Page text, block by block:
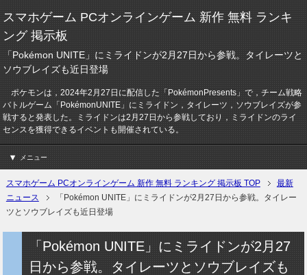
スマホゲーム PCオンラインゲーム 新作 無料 ランキ
ング 掲示板
「Pokémon UNITE」にミライドンが2月27日から参戦。タイレーツと
ソウブレイズも近日登場
ポケモンは，2024年2月27日に配信した「PokémonPresents」で，チーム戦略
バトルゲーム「PokémonUNITE」にミライドン，タイレーツ，ソウブレイズが参
戦すると発表した。ミライドンは2月27日から参戦しており，ミライドンのライ
センスを獲得できるイベントも開催されている。
メニュー
スマホゲーム PCオンラインゲーム 新作 無料 ランキング 掲示板 TOP
最新
ニュース
「Pokémon UNITE」にミライドンが2月27日から参戦。タイレー
ツとソウブレイズも近日登場
「Pokémon UNITE」にミライドンが2月27
日から参戦。タイレーツとソウブレイズも